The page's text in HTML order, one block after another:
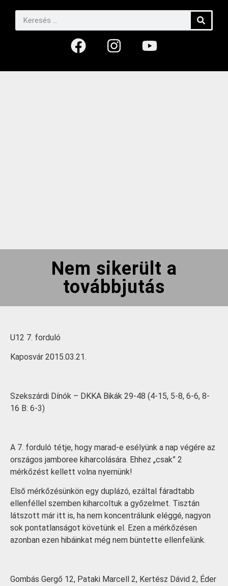
Nem sikerült a
továbbjutás
U12 7. forduló
Kaposvár 2015.03.21.
Szekszárdi Dínók – DKKA Bikák 29-48 (4-15, 5-8, 6-6, 8-
16 B: 6-3)
A 7. forduló tétje, hogy marad-e esélyünk a nap végére az
országos jamboree kiharcolására. Ehhez „csak” 2
mérkőzést kellett volna nyernünk!
Első mérkőzésünkön egy duplázó, ezáltal fáradtabb
ellenféllel szemben kiharcoltuk a győzelmet. Tisztán
látszott már itt is, ha nem koncentrálunk eléggé, nagyon
sok pontatlanságot követünk el. Ezen a mérkőzésen
azonban ezen hibáinkat még nem büntette ellenfelünk.
Gombás Gergő 12, Pataki Marcell 2, Kertész Dávid 2, Éder